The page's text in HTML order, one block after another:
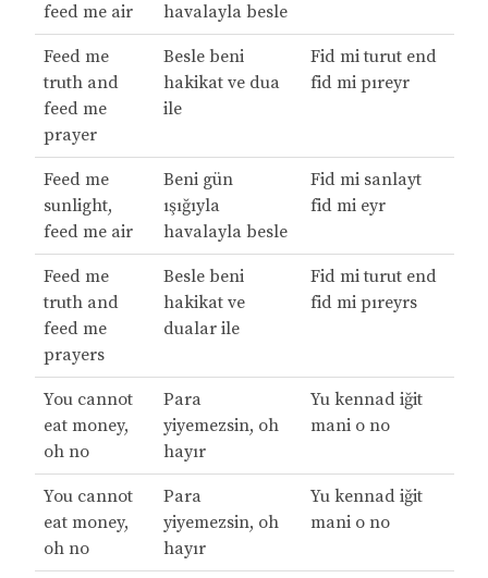
feed me air
havalayla besle
Feed me
truth and
feed me
prayer
Besle beni
hakikat ve dua
ile
Fid mi turut end
fid mi pıreyr
Feed me
sunlight,
feed me air
Beni gün
ışığıyla
havalayla besle
Fid mi sanlayt
fid mi eyr
Feed me
truth and
feed me
prayers
Besle beni
hakikat ve
dualar ile
Fid mi turut end
fid mi pıreyrs
You cannot
eat money,
oh no
Para
yiyemezsin, oh
hayır
Yu kennad iğit
mani o no
You cannot
eat money,
oh no
Para
yiyemezsin, oh
hayır
Yu kennad iğit
mani o no